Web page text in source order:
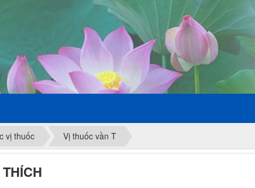
vị thuốc Vị thuốc vần T